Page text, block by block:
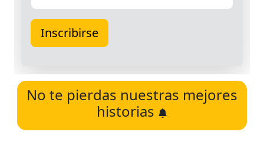
No te pierdas nuestras mejores
historias